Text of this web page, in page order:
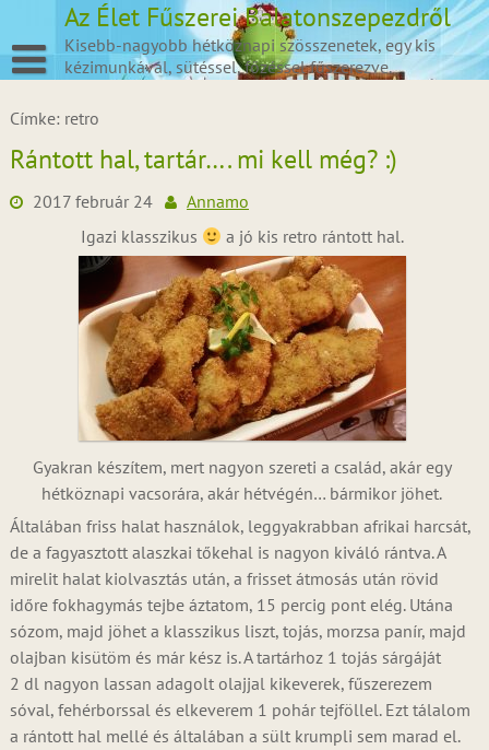
content
Az Élet Fűszerei Balatonszepezdről
Kisebb-nagyobb hétköznapi szösszenetek, egy kis
kézimunkával, sütéssel, főzéssel fűszerezve.
Címke: retro
Rántott hal, tartár…. mi kell még? :)
2017 február 24
Annamo
Igazi klasszikus
a jó kis retro rántott hal.
Gyakran készítem, mert nagyon szereti a család, akár egy
hétköznapi vacsorára, akár hétvégén… bármikor jöhet.
Általában friss halat használok, leggyakrabban afrikai harcsát,
de a fagyasztott alaszkai tőkehal is nagyon kiváló rántva. A
mirelit halat kiolvasztás után, a frisset átmosás után rövid
időre fokhagymás tejbe áztatom, 15 percig pont elég. Utána
sózom, majd jöhet a klasszikus liszt, tojás, morzsa panír, majd
olajban kisütöm és már kész is. A tartárhoz 1 tojás sárgáját
2 dl nagyon lassan adagolt olajjal kikeverek, fűszerezem
sóval, fehérborssal és elkeverem 1 pohár tejföllel. Ezt tálalom
a rántott hal mellé és általában a sült krumpli sem marad el.